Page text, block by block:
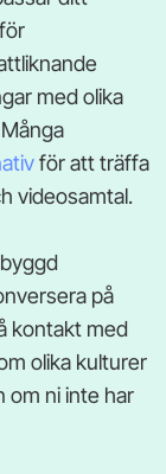
med olika
för att träffa
videosamtal.
på
kontakt med
olika kulturer
om ni inte har